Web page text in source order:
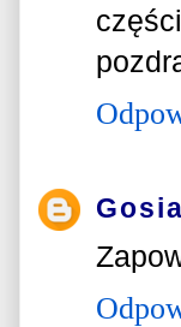
Gosia